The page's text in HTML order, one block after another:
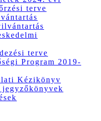
terve
terve
Program 2019-
Kézikönyv